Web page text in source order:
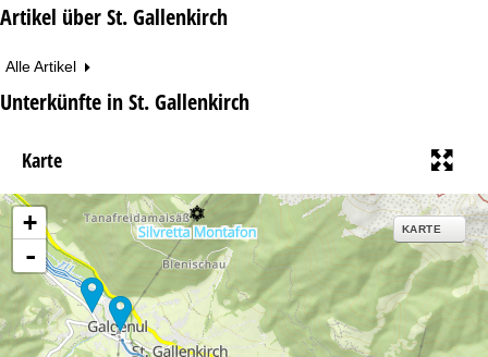
Artikel über St. Gallenkirch
Alle Artikel
Unterkünfte in St. Gallenkirch
Karte
+
-
KARTE